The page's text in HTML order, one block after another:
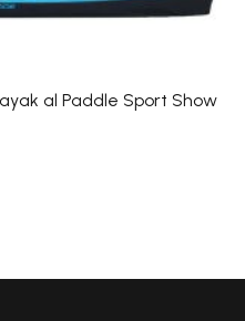
al Paddle Sport Show